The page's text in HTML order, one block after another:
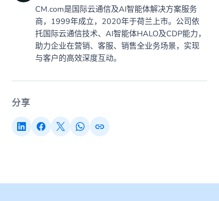
CM.com是国际云通信及AI智能体解决方案服务
商，1999年成立，2020年于荷兰上市。公司依
托国际云通信技术、AI智能体HALO及CDP能力，
助力企业在营销、客服、销售全业务场景，实现
与客户的高效深度互动。
分享